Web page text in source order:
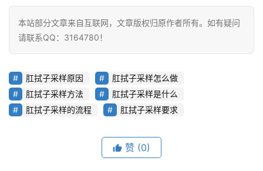
智
能
深
度
学
习
本站部分文章来自互联网，文章版权归原作者所有。如有疑问
请联系QQ：3164780！
肛拭子采样原因
肛拭子采样怎么做
肛拭子采样方法
肛拭子采样是什么
肛拭子采样的流程
肛拭子采样要求
赞 (0)